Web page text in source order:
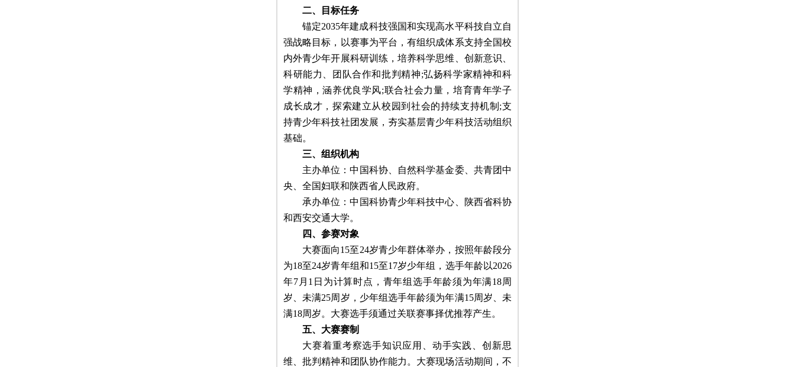
二、目标任务
锚定2035年建成科技强国和实现高水平科技自立自
强战略目标，以赛事为平台，有组织成体系支持全国校
内外青少年开展科研训练，培养科学思维、创新意识、
科研能力、团队合作和批判精神;弘扬科学家精神和科
学精神，涵养优良学风;联合社会力量，培育青年学子
成长成才，探索建立从校园到社会的持续支持机制;支
持青少年科技社团发展，夯实基层青少年科技活动组织
基础。
三、组织机构
主办单位：中国科协、自然科学基金委、共青团中
央、全国妇联和陕西省人民政府。
承办单位：中国科协青少年科技中心、陕西省科协
和西安交通大学。
四、参赛对象
大赛面向15至24岁青少年群体举办，按照年龄段分
为18至24岁青年组和15至17岁少年组，选手年龄以2026
年7月1日为计算时点，青年组选手年龄须为年满18周
岁、未满25周岁，少年组选手年龄须为年满15周岁、未
满18周岁。大赛选手须通过关联赛事择优推荐产生。
五、大赛赛制
大赛着重考察选手知识应用、动手实践、创新思
维、批判精神和团队协作能力。大赛现场活动期间，不